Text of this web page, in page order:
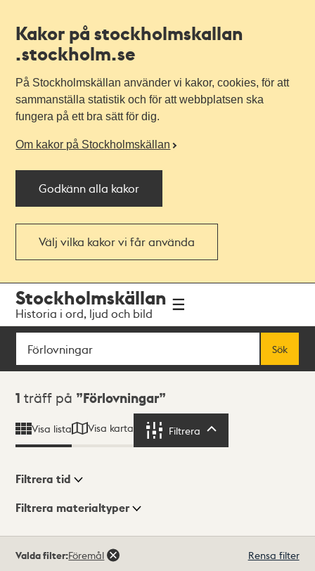
Kakor på stockholmskallan
.stockholm.se
På Stockholmskällan använder vi kakor, cookies, för att
sammanställa statistik och för att webbplatsen ska
fungera på ett bra sätt för dig.
Om kakor på Stockholmskällan
Godkänn alla kakor
Välj vilka kakor vi får använda
navigationen
huvudinnehållet
Stockholmskällan
Historia i ord, ljud och bild
Sök
Sök
Sökresultat
1 träff på Förlovningar
Visa lista Visa karta Filtrera
Visningsläge
Filtrera tid
Filtrera materialtyper
träffar
Valda filter:Föremål Rensa filter